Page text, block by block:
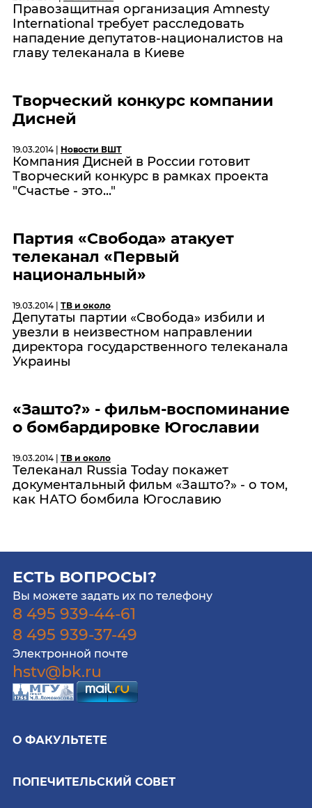
Правозащитная организация Amnesty
International требует расследовать
нападение депутатов-националистов на
главу телеканала в Киеве
Творческий конкурс компании
Дисней
19.03.2014 | Новости ВШТ
Компания Дисней в России готовит
Творческий конкурс в рамках проекта
"Счастье - это..."
Партия «Свобода» атакует
телеканал «Первый
национальный»
19.03.2014 | ТВ и около
Депутаты партии «Свобода» избили и
увезли в неизвестном направлении
директора государственного телеканала
Украины
«Зашто?» - фильм-воспоминание
о бомбардировке Югославии
19.03.2014 | ТВ и около
Телеканал Russia Today покажет
документальный фильм «Зашто?» - о том,
как НАТО бомбила Югославию
ЕСТЬ ВОПРОСЫ?
Вы можете задать их по телефону
8 495 939-44-61
8 495 939-37-49
Электронной почте
hstv@bk.ru
О ФАКУЛЬТЕТЕ
ПОПЕЧИТЕЛЬСКИЙ СОВЕТ